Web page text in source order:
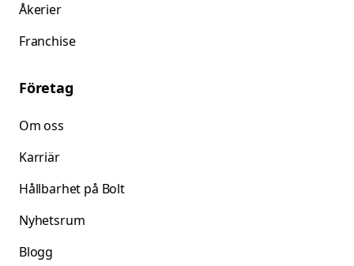
Åkerier
Franchise
Företag
Om oss
Karriär
Hållbarhet på Bolt
Nyhetsrum
Blogg